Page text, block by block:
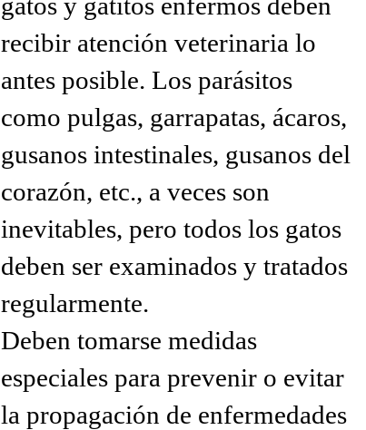
recibir atención veterinaria lo
antes posible. Los parásitos
como pulgas, garrapatas, ácaros,
gusanos intestinales, gusanos del
corazón, etc., a veces son
inevitables, pero todos los gatos
deben ser examinados y tratados
regularmente.
Deben tomarse medidas
especiales para prevenir o evitar
la propagación de enfermedades